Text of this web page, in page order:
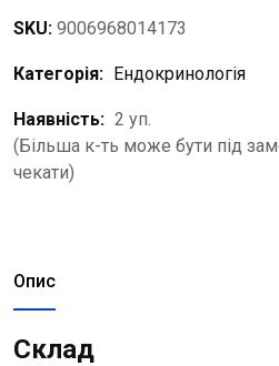
SKU: 9006968014173
Категорія: Ендокринологія
Наявність: 2 уп.
(Більша к-ть може бути під
чекати)
Опис
Склад